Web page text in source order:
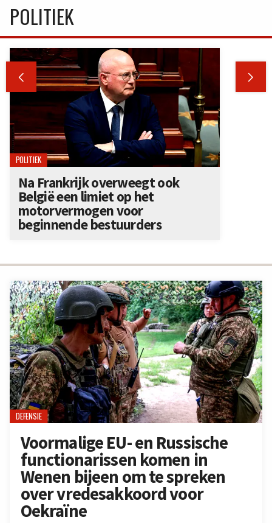
DEFENSIE
Voormalige EU- en Russische
functionarissen komen in
Wenen bijeen om te spreken
over vredesakkoord voor
Oekraïne
POLITIEK
 
POLITIEK
Na Frankrijk overweegt ook
België een limiet op het
motorvermogen voor
beginnende bestuurders